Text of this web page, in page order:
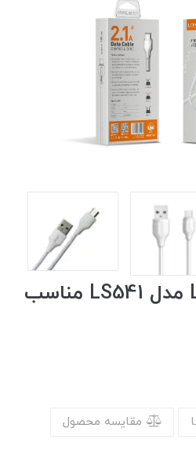
کابل شارژر LDNIO مدل LS541 مناسب
مقایسه محصول